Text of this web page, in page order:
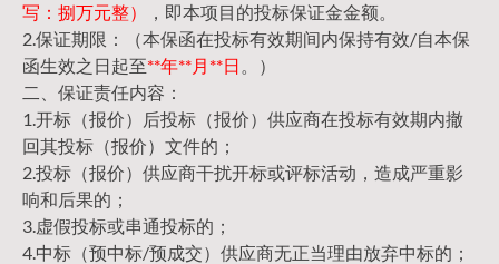
写：捌万元整）
，即本项目的投标保证金金额。
2.保证期限：（本保函在投标有效期间内保持有效/自本保
函生效之日起至**年**月**日 。）
二、保证责任内容：
1.开标（报价）后投标（报价）供应商在投标有效期内撤
回其投标（报价）文件的；
2.投标（报价）供应商干扰开标或评标活动，造成严重影
响和后果的；
3.虚假投标或串通投标的；
4.中标（预中标/预成交）供应商无正当理由放弃中标的；